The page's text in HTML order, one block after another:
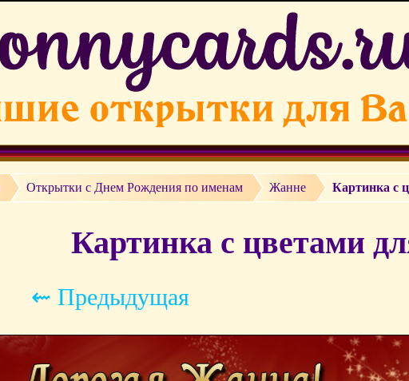
Открытки c Днем Рождения по именам Жанне Картинка с
Картинка с цветами
⇜ Предыдущая